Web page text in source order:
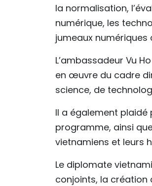
la normalisation,
numérique, les
jumeaux numériques
L’ambassadeur Vu
en œuvre du cadre
science, de
Il a également plaidé
programme, ainsi
vietnamiens et leurs
Le diplomate
conjoints, la